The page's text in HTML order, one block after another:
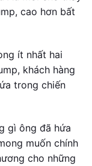
cao hơn bất
ít nhất hai
khách hàng
trong chiến
gì ông đã hứa
muốn chính
cho những